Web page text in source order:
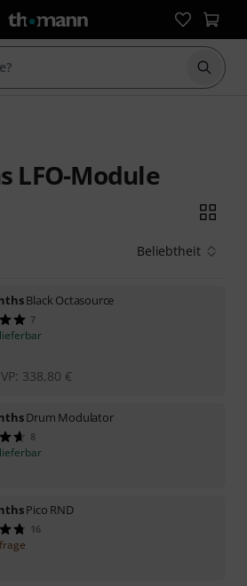
Suche
LFO-Module
Beliebtheit
Black Octasource
7
338,80 €
Drum Modulator
8
Pico RND
16